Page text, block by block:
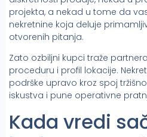
projekta, a nekad u tome da
nekretnine koja deluje
otvorenih pitanja.
Zato ozbiljni kupci traže
proceduru i profil lokacije.
podrške upravo kroz spoj
iskustva i pune operativne
Kada vredi